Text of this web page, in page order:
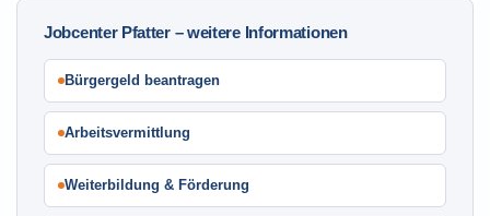
Jobcenter Pfatter – weitere Informationen
Bürgergeld beantragen
Arbeitsvermittlung
Weiterbildung & Förderung